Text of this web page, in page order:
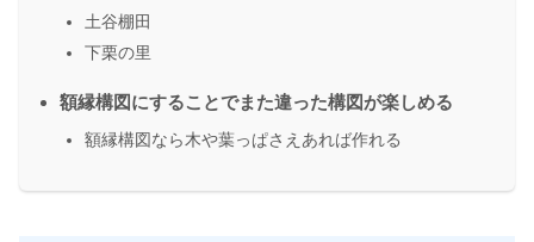
土谷棚田
下栗の里
額縁構図にすることでまた違った構図が楽しめる
額縁構図なら木や葉っぱさえあれば作れる